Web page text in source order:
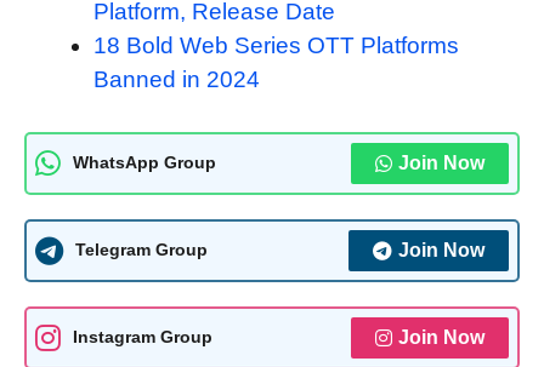
Platform, Release Date
18 Bold Web Series OTT Platforms
Banned in 2024
WhatsApp Group Join Now
Telegram Group Join Now
Instagram Group Join Now